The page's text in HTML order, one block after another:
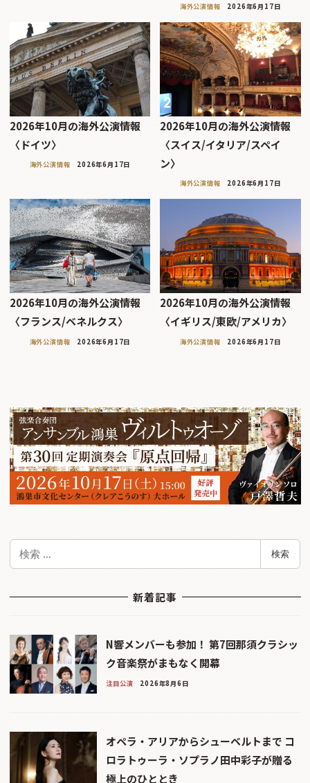
海外公演情報 2026年6月17日
2026年10月の海外公演情報
〈ドイツ〉
海外公演情報 2026年6月17日
2026年10月の海外公演情報
〈スイス/イタリア/スペイ
ン〉
海外公演情報 2026年6月17日
2026年10月の海外公演情報
〈フランス/ベネルクス〉
海外公演情報 2026年6月17日
2026年10月の海外公演情報
〈イギリス/東欧/アメリカ〉
海外公演情報 2026年6月17日
検索
新着記事
N響メンバーも参加！ 第7回那須クラシッ
ク音楽祭がまもなく開幕
注目公演 2026年8月6日
オペラ・アリアからシューベルトまで コ
ロラトゥーラ・ソプラノ田中彩子が贈る
極上のひととき